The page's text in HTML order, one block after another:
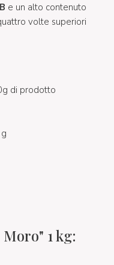
e un alto contenuto
volte superiori
di prodotto
1 kg: